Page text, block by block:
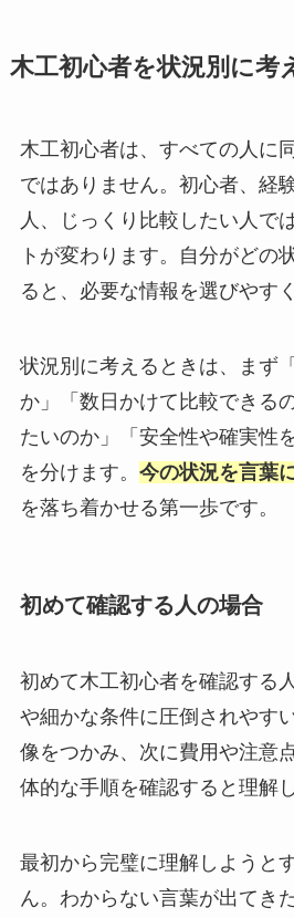
木工初心者を状況別に考
木工初心者は、すべての人に
ではありません。初心者、経
人、じっくり比較したい人で
トが変わります。自分がどの
ると、必要な情報を選びやす
状況別に考えるときは、まず
か」「数日かけて比較できる
たいのか」「安全性や確実性
を分けます。 今の状況を言葉
を落ち着かせる第一歩です。
初めて確認する人の場合
初めて木工初心者を確認する
や細かな条件に圧倒されやす
像をつかみ、次に費用や注意
体的な手順を確認すると理解
最初から完璧に理解しようと
ん。わからない言葉が出てき